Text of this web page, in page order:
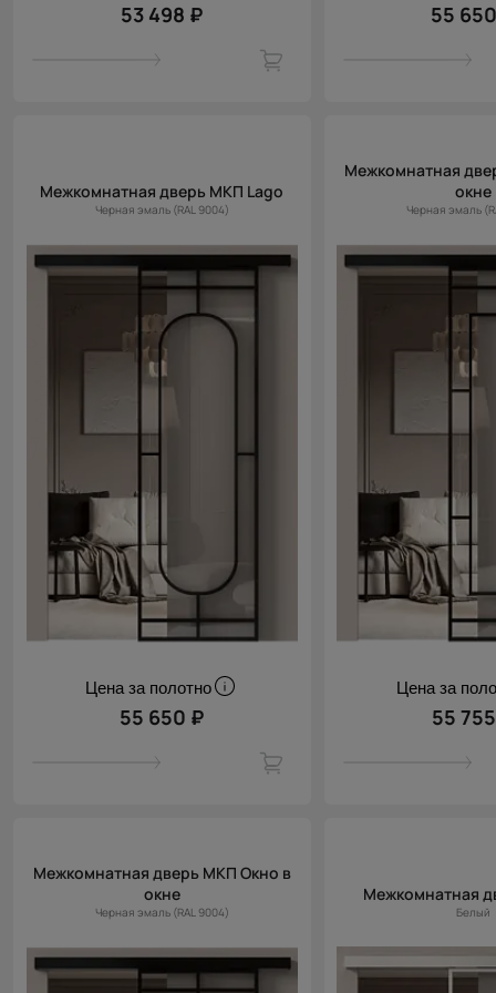
53 498 ₽ 55
Межкомнатная дверь МКП Lago
Черная эмаль (RAL 9004)
Цена за полотно
55 650 ₽
Межкомнатная
окне
Черная эмаль
Цена за
55
Межкомнатная дверь МКП Окно в
окне
Черная эмаль (RAL 9004)
Межкомнатная
Белый